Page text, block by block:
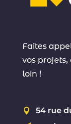
Faites
vos projets,
loin !
 54 rue